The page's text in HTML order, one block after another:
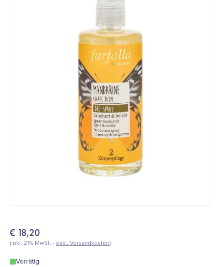
€18,20
(inkl. 21% MwSt. -exkl. Versandkosten)
Vorrätig